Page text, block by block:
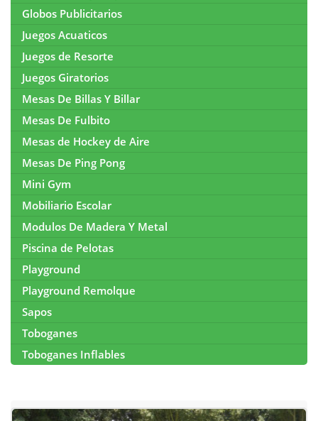
Globos Publicitarios
Juegos Acuaticos
Juegos de Resorte
Juegos Giratorios
Mesas De Billas Y Billar
Mesas De Fulbito
Mesas de Hockey de Aire
Mesas De Ping Pong
Mini Gym
Mobiliario Escolar
Modulos De Madera Y Metal
Piscina de Pelotas
Playground
Playground Remolque
Sapos
Toboganes
Toboganes Inflables